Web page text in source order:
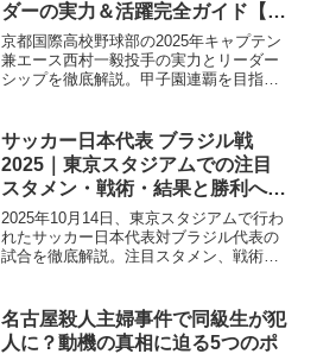
ダーの実力＆活躍完全ガイド【必
見3大ポイント】
京都国際高校野球部の2025年キャプテン
兼エース西村一毅投手の実力とリーダー
シップを徹底解説。甲子園連覇を目指す
サッカー日本代表 ブラジル戦
2025｜東京スタジアムでの注目
スタメン・戦術・結果と勝利への
カギを徹底解説
2025年10月14日、東京スタジアムで行わ
れたサッカー日本代表対ブラジル代表の
試合を徹底解説。注目スタメン、戦術、
ています。
名古屋殺人主婦事件で同級生が犯
人に？動機の真相に迫る5つのポ